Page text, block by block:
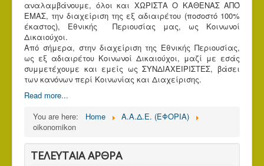
αναλαμβάνουμε, όλοι και ΧΩΡΙΣΤΑ Ο ΚΑΘΕΝΑΣ ΑΠΌ
ΕΜΑΣ, την διαχείριση της εξ αδιαιρέτου (ποσοστό 100%
έκαστος), Εθνικής Περιουσίας μας, ως Κοινωνοί
Δικαιούχοι.
Από σήμερα, στην διαχείριση της Εθνικής Περιουσίας,
ως εξ αδιαιρέτου Κοινωνοί Δικαιούχοι, μαζί με εσάς
συμμετέχουμε και εμείς ως ΣΥΝΔΙΑΧΕΙΡΙΣΤΕΣ, βάσει
των κανόνων περί Κοινωνίας και Διαχείρισης.
Read more...
You are here:
Home
Α.Α.Δ.Ε. (ΕΦΟΡΙΑ)
oikonomikon
ΤΕΛΕΥΤΑΙΑ ΑΡΘΡΑ